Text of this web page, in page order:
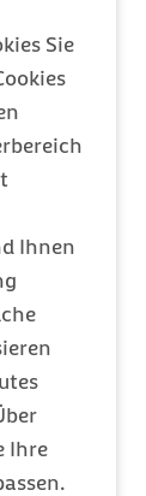
Sie
Ihnen
Ihre
mit
von
im
so
die